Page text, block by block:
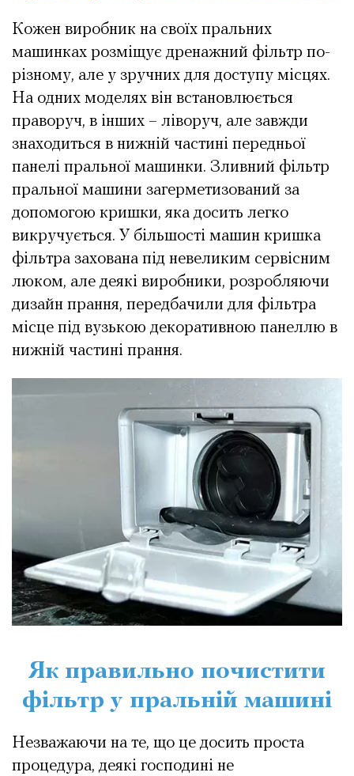
Кожен виробник на своїх пральних
машинках розміщує дренажний фільтр по-
різному, але у зручних для доступу місцях.
На одних моделях він встановлюється
праворуч, в інших – ліворуч, але завжди
знаходиться в нижній частині передньої
панелі пральної машинки. Зливний фільтр
пральної машини загерметизований за
допомогою кришки, яка досить легко
викручується. У більшості машин кришка
фільтра захована під невеликим сервісним
люком, але деякі виробники, розробляючи
дизайн прання, передбачили для фільтра
місце під вузькою декоративною панеллю в
нижній частині прання.
Як правильно почистити
фільтр у пральній машині
Незважаючи на те, що це досить проста
процедура, деякі господині не